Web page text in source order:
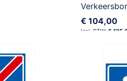
€ 104,00
€